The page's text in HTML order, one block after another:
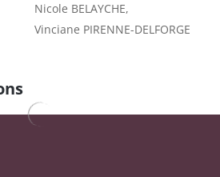
Nicole BELAYCHE,
Vinciane PIRENNE-DELFORGE